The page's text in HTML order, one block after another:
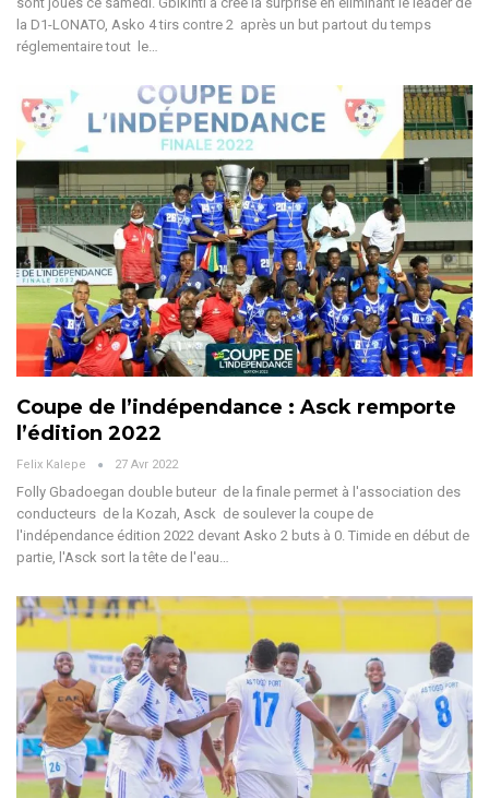
la D1-LONATO, Asko 4 tirs contre 2 après un but partout du temps
réglementaire tout le…
Coupe de l’indépendance : Asck remporte
l’édition 2022
Felix Kalepe 27 Avr 2022
Folly Gbadoegan double buteur de la finale permet à l'association des
conducteurs de la Kozah, Asck de soulever la coupe de
l'indépendance édition 2022 devant Asko 2 buts à 0. Timide en début de
partie, l'Asck sort la tête de l'eau…